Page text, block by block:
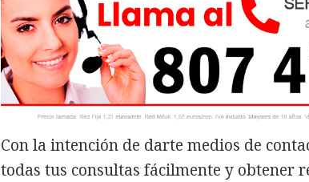
Con la intención de darte medios de
todas tus consultas fácilmente y obtener